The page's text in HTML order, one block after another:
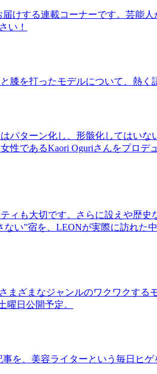
けする連載コーナーです。芸能人
い！
を打ったモデルについて、熱く
パターン化し、形骸化してはいな
であるKaori Oguriさんをプロデ
も大切です。さらに設えや歴史
い”宿を、LEONが実際に訪れた
ざまなジャンルのワクワクする
曜日公開予定。
を、美容ライターという毎日ヒ